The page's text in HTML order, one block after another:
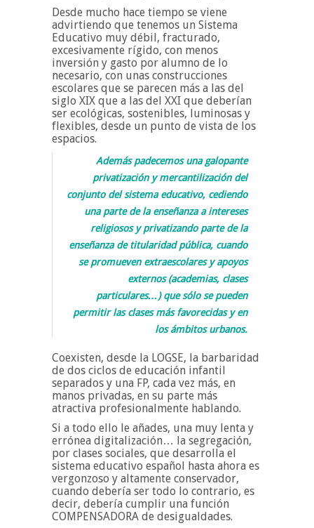
Desde mucho hace tiempo se viene
advirtiendo que tenemos un Sistema
Educativo muy débil, fracturado,
excesivamente rígido, con menos
inversión y gasto por alumno de lo
necesario, con unas construcciones
escolares que se parecen más a las del
siglo XIX que a las del XXI que deberían
ser ecológicas, sostenibles, luminosas y
flexibles, desde un punto de vista de los
espacios.
Además padecemos una galopante
privatización y mercantilización del
conjunto del sistema educativo, cediendo
una parte de la enseñanza a intereses
religiosos y privatizando parte de la
enseñanza de titularidad pública, cuando
se promueven extraescolares y apoyos
externos (academias, clases
particulares…) que sólo se pueden
permitir las clases más favorecidas y en
los ámbitos urbanos.
Coexisten, desde la LOGSE, la barbaridad
de dos ciclos de educación infantil
separados y una FP, cada vez más, en
manos privadas, en su parte más
atractiva profesionalmente hablando.
Si a todo ello le añades, una muy lenta y
errónea digitalización… la segregación,
por clases sociales, que desarrolla el
sistema educativo español hasta ahora es
vergonzoso y altamente conservador,
cuando debería ser todo lo contrario, es
decir, debería cumplir una función
COMPENSADORA de desigualdades.